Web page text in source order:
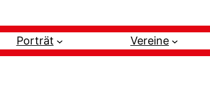
Porträt Vereine